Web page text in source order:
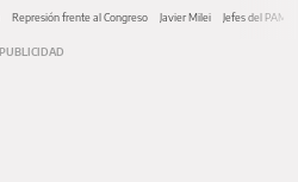
Represión frente al Congreso Javier Milei Jefes del PAMI